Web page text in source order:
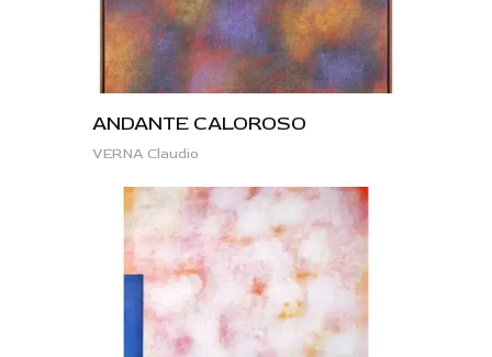
ANDANTE CALOROSO
VERNA Claudio